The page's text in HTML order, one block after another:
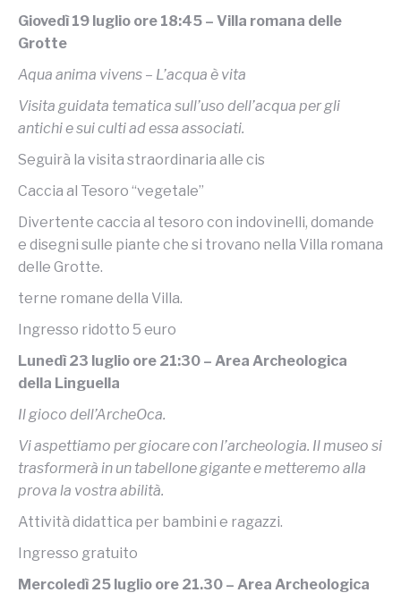
Giovedì 19 luglio ore 18:45 – Villa romana delle
Grotte
Aqua anima vivens – L’acqua è vita
Visita guidata tematica sull’uso dell’acqua per gli
antichi e sui culti ad essa associati.
Seguirà la visita straordinaria alle cis
Caccia al Tesoro “vegetale”
Divertente caccia al tesoro con indovinelli, domande
e disegni sulle piante che si trovano nella Villa romana
delle Grotte.
terne romane della Villa.
Ingresso ridotto 5 euro
Lunedì 23 luglio ore 21:30 – Area Archeologica
della Linguella
Il gioco dell’ArcheOca.
Vi aspettiamo per giocare con l’archeologia. Il museo si
trasformerà in un tabellone gigante e metteremo alla
prova la vostra abilità.
Attività didattica per bambini e ragazzi.
Ingresso gratuito
Mercoledì 25 luglio ore 21.30 – Area Archeologica